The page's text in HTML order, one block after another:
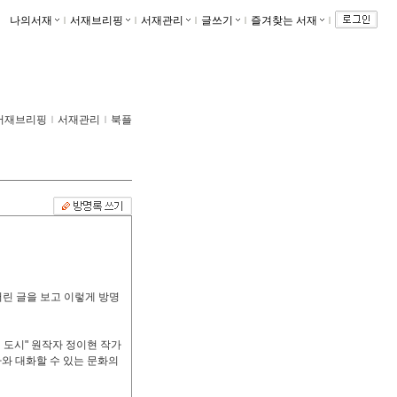
나의서재 ｌ 서재브리핑 ｌ 서재관리 ｌ 글쓰기 ｌ 즐겨찾는 서재 ｌ
재브리핑 ｌ 서재관리 ｌ 북플
글을 보고 이렇게 방명
시" 원작자 정이현 작가
대화할 수 있는 문화의